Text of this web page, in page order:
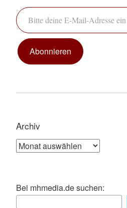
Bitte deine E-Mail-Adresse ein ...
Abonnieren
Archiv
Archiv
Bei mhmedia.de suchen: